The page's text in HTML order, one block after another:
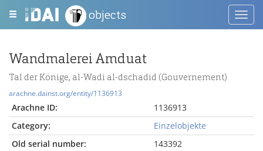
objects
Wandmalerei Amduat
Tal der Könige, al-Wadi al-dschadid (Gouvernement)
arachne.dainst.org/entity/1136913
Arachne ID:
1136913
Category:
Einzelobjekte
Old serial number:
143392